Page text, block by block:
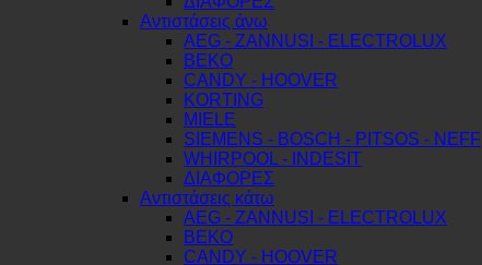
Αντιστάσεις άνω
AEG - ZANNUSI - ELECTROLUX
BEKO
CANDY - HOOVER
KORTING
MIELE
SIEMENS - BOSCH - PITSOS - NEFF
WHIRPOOL - INDESIT
ΔΙΑΦΟΡΕΣ
Αντιστάσεις κάτω
AEG - ZANNUSI - ELECTROLUX
BEKO
CANDY - HOOVER